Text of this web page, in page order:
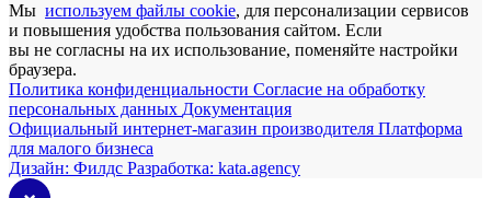
Мы используем файлы cookie, для персонализации сервисов
и повышения удобства пользования сайтом. Если
вы не согласны на их использование, поменяйте настройки
браузера.
Политика конфиденциальности Согласие на обработку
персональных данных Документация
Официальный интернет-магазин производителя Платформа
для малого бизнеса
Дизайн: Филдс Разработка: kata.agency